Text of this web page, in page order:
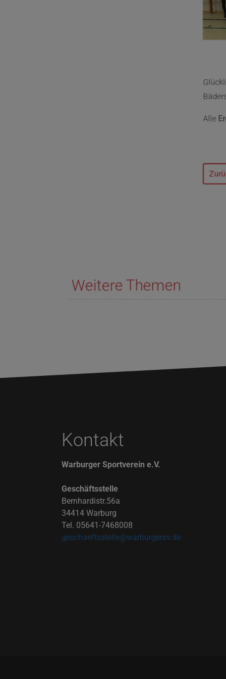
Alle
Weitere Themen
Kontakt
Warburger Sportverein e.V.
Geschäftsstelle
Bernhardistr.56a
34414 Warburg
Tel. 05641-7468008
geschaeftsstelle@warburgersv.de